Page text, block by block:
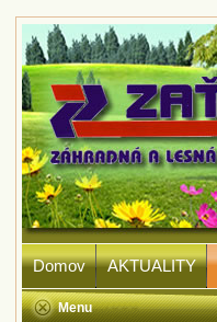
Domov AKTUALITY
Menu